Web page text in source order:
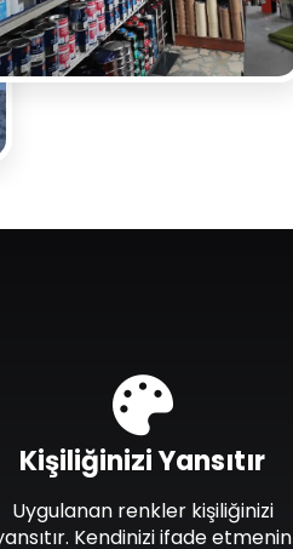
Kişiliğinizi Yansıtır
Uygulanan renkler kişiliğinizi
Kendinizi ifade etmenin